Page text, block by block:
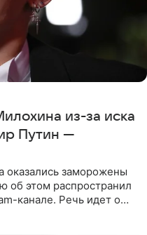
из-за иска
Путин —
оказались заморожены
об этом распространил
канале. Речь идет о